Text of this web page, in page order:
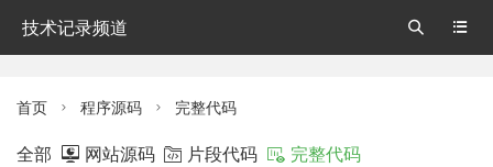
技术记录频道 

首页  程序源码  完整代码
全部  网站源码  片段代码  完整代码